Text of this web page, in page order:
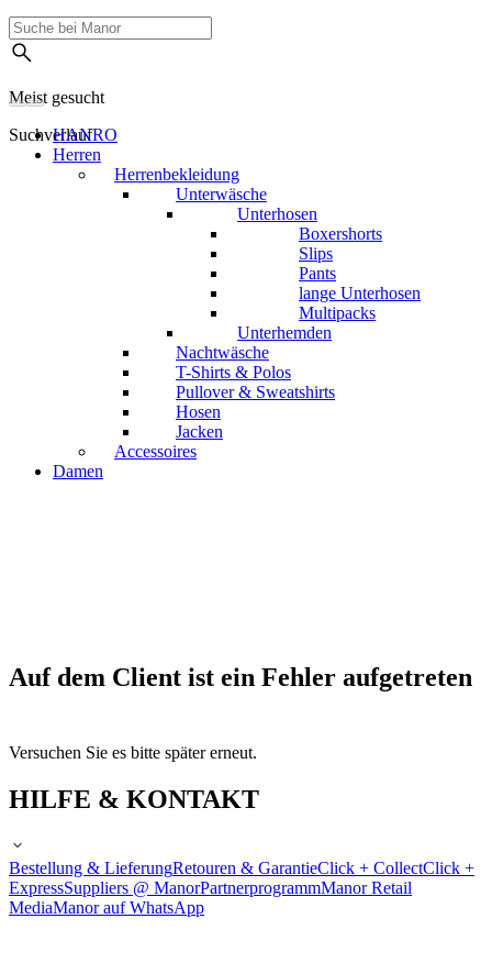
Meist gesucht
Suchverlauf
HANRO
Herren
Herrenbekleidung
Unterwäsche
Unterhosen
Boxershorts
Slips
Pants
lange Unterhosen
Multipacks
Unterhemden
Nachtwäsche
T-Shirts & Polos
Pullover & Sweatshirts
Hosen
Jacken
Accessoires
Damen
Auf dem Client ist ein Fehler aufgetreten
Versuchen Sie es bitte später erneut.
HILFE & KONTAKT
Bestellung & LieferungRetouren & GarantieClick + CollectClick +
ExpressSuppliers @ ManorPartnerprogrammManor Retail
MediaManor auf WhatsApp